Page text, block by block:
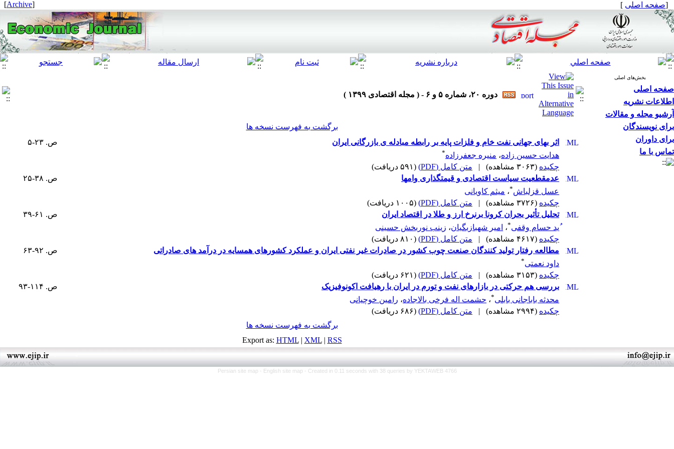
[صفحه اصلی ]
[
Archive
]
بخش‌های اصلی
صفحه اصلی
اطلاعات نشریه
آرشیو مجله و مقالات
برای نویسندگان
برای داوران
تماس با ما
دوره ۲۰، شماره ۵ و ۶ - ( مجله اقتصادی ۱۳۹۹ )
برگشت به فهرست نسخه ها
اثر بهای جهانی نفت خام و فلزات پایه بر رابطه مبادله ی بازرگانی ایران
ص. ۲۳-۵
هدایت حسین زاده، منیره جعفرزاده*
چکیده (۳۰۶۳ مشاهده) | متن کامل (PDF)
(۵۹۱ دریافت)
عدم‎قطعیت سیاست اقتصادی و قیمت‎گذاری وام‎ها
ص. ۳۸-۲۵
عسل قزلباش*، میثم کاویانی
چکیده (۳۷۲۶ مشاهده) | متن کامل (PDF)
(۱۰۰۵ دریافت)
تحلیل تأثیر بحران کرونا برنرخ ارز و طلا در اقتصاد ایران
ص. ۶۱-۳۹
ُید حسام وقفی*، امیر شهبازبگیان، زینب نوربخش حسینی
چکیده (۴۶۱۷ مشاهده) | متن کامل (PDF)
(۸۱۰ دریافت)
مطالعه رفتار تولید کنندگان صنعت چوب کشور در صادرات غیر نفتی ایران و عملکرد کشورهای همسایه در درآمد های صادراتی
ص. ۹۲-۶۳
داود نعمتی*
چکیده (۳۱۵۳ مشاهده) | متن کامل (PDF)
(۶۲۱ دریافت)
بررسی هم حرکتی در بازارهای نفت و تورم در ایران با رهیافت اکونوفیزیک
ص. ۱۱۴-۹۳
محدثه باباجانی بابلی*، حشمت اله فرخی بالاجاده، رامین خوچیانی
چکیده (۲۹۹۴ مشاهده) | متن کامل (PDF)
(۶۸۶ دریافت)
برگشت به فهرست نسخه ها
Export as: HTML| XML| RSS
Persian site map - English site map - Created in 0.11 seconds with 38 queries by YEKTAWEB 4766